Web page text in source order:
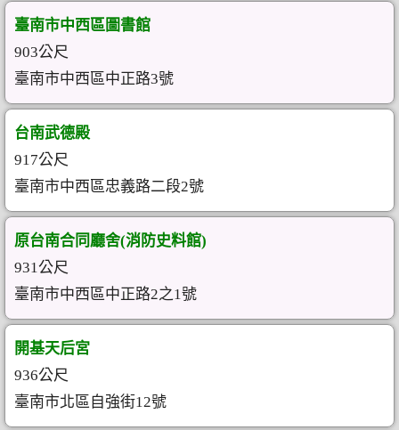
臺南市中西區圖書館
903公尺
臺南市中西區中正路3號
台南武德殿
917公尺
臺南市中西區忠義路二段2號
原台南合同廳舍(消防史料館)
931公尺
臺南市中西區中正路2之1號
開基天后宮
936公尺
臺南市北區自強街12號